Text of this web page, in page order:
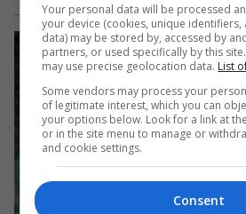
Your personal data will be processed
your device (cookies, unique identifiers,
data) may be stored by, accessed by
partners, or used specifically by this
may use precise geolocation data. List
Some vendors may process your
of legitimate interest, which you can
your options below. Look for a link at
or in the site menu to manage or
and cookie settings.
Consent